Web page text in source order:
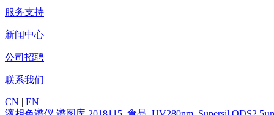
服务支持
新闻中心
公司招聘
联系我们
CN | EN